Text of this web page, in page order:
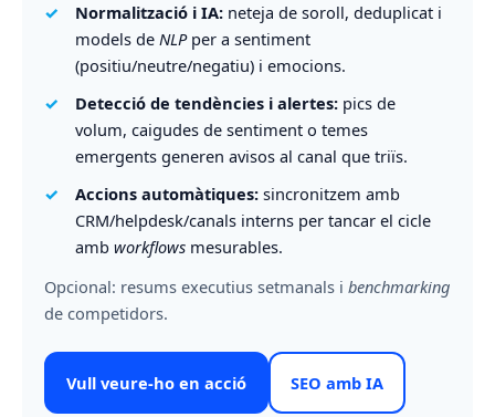
Normalització i IA: neteja de soroll, deduplicat i
models de NLPper a sentiment
(positiu/neutre/negatiu) i emocions.
Detecció de tendències i alertes: pics de
volum, caigudes de sentiment o temes
emergents generen avisos al canal que triïs.
Accions automàtiques: sincronitzem amb
CRM/helpdesk/canals interns per tancar el cicle
amb workflows mesurables.
Opcional: resums executius setmanals i benchmarking
de competidors.
Vull veure-ho en acció SEO amb IA